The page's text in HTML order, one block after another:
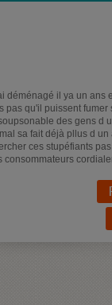
déménagé il ya un ans
pas qu'il puissent
des gens d
sa fait déjà pllus d
ces stupéfiants
consommateurs